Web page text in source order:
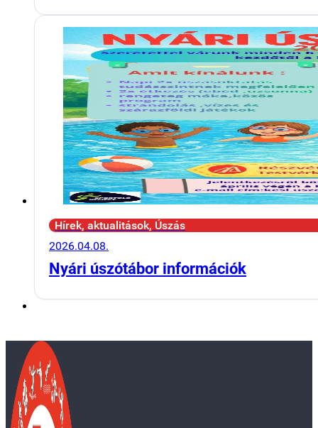
Hírek, aktualitások, Úszás
2026.04.08.
Nyári úszótábor információk